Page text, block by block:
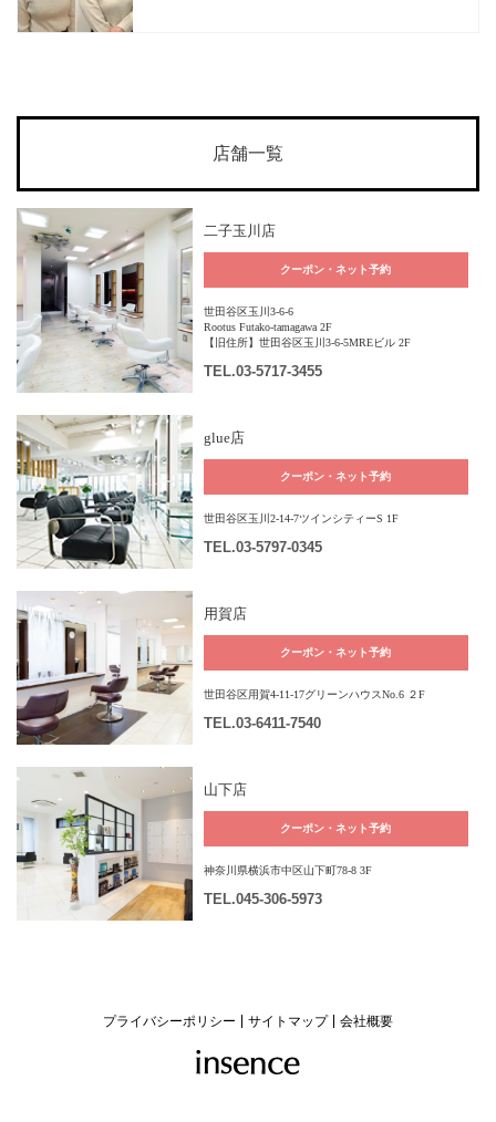
店舗一覧
二子玉川店
クーポン・ネット予約
世田谷区玉川3-6-6
Rootus Futako-tamagawa 2F
【旧住所】世田谷区玉川3-6-5MREビル 2F
TEL.03-5717-3455
glue店
クーポン・ネット予約
世田谷区玉川2-14-7ツインシティーS 1F
TEL.03-5797-0345
用賀店
クーポン・ネット予約
世田谷区用賀4-11-17グリーンハウスNo.6 ２F
TEL.03-6411-7540
山下店
クーポン・ネット予約
神奈川県横浜市中区山下町78-8 3F
TEL.045-306-5973
プライバシーポリシー サイトマップ 会社概要